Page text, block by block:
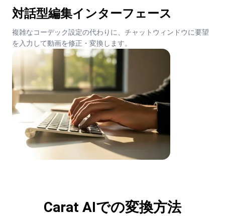
対話型編集インターフェース
複雑なコーデック設定の代わりに、チャットウィンドウに要望
を入力して動画を修正・変換します。
Carat AIでの変換方法